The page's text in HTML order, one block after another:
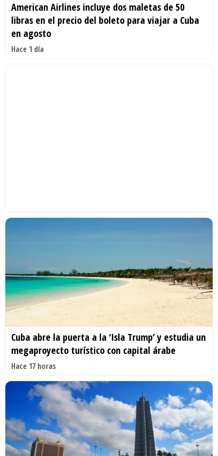
American Airlines incluye dos maletas de 50
libras en el precio del boleto para viajar a Cuba
en agosto
Hace 1 día
Cuba abre la puerta a la ‘Isla Trump’ y estudia un
megaproyecto turístico con capital árabe
Hace 17 horas